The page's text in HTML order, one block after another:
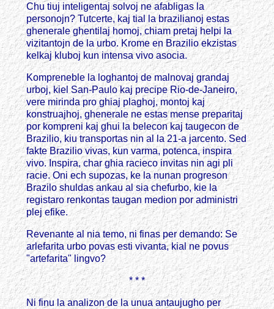
Chu tiuj inteligentaj solvoj ne afabligas la
personojn? Tutcerte, kaj tial la brazilianoj estas
ghenerale ghentilaj homoj, chiam pretaj helpi la
vizitantojn de la urbo. Krome en Brazilio ekzistas
kelkaj kluboj kun intensa vivo asocia.
Kompreneble la loghantoj de malnovaj grandaj
urboj, kiel San-Paulo kaj precipe Rio-de-Janeiro,
vere mirinda pro ghiaj plaghoj, montoj kaj
konstruajhoj, ghenerale ne estas mense preparitaj
por kompreni kaj ghui la belecon kaj taugecon de
Brazilio, kiu transportas nin al la 21-a jarcento. Sed
fakte Brazilio vivas, kun varma, potenca, inspira
vivo. Inspira, char ghia racieco invitas nin agi pli
racie. Oni ech supozas, ke la nunan progreson
Brazilo shuldas ankau al sia chefurbo, kie la
registaro renkontas taugan medion por administri
plej efike.
Revenante al nia temo, ni finas per demando: Se
arlefarita urbo povas esti vivanta, kial ne povus
"artefarita" lingvo?
* * *
Ni finu la analizon de la unua antaujugho per